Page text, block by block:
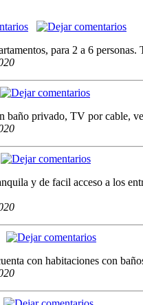
para 2 a 6
baño privado, TV por cable,
y de facil acceso a los
con habitaciones con